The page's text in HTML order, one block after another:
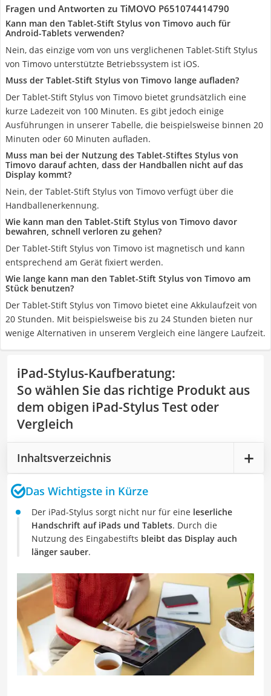
Fragen und Antworten zu TiMOVO P651074414790
Kann man den Tablet-Stift Stylus von Timovo auch für
Android-Tablets verwenden?
Nein, das einzige vom von uns verglichenen Tablet-Stift Stylus
von Timovo unterstützte Betriebssystem ist iOS.
Muss der Tablet-Stift Stylus von Timovo lange aufladen?
Der Tablet-Stift Stylus von Timovo bietet grundsätzlich eine
kurze Ladezeit von 100 Minuten. Es gibt jedoch einige
Ausführungen in unserer Tabelle, die beispielsweise binnen 20
Minuten oder 60 Minuten aufladen.
Muss man bei der Nutzung des Tablet-Stiftes Stylus von
Timovo darauf achten, dass der Handballen nicht auf das
Display kommt?
Nein, der Tablet-Stift Stylus von Timovo verfügt über die
Handballenerkennung.
Wie kann man den Tablet-Stift Stylus von Timovo davor
bewahren, schnell verloren zu gehen?
Der Tablet-Stift Stylus von Timovo ist magnetisch und kann
entsprechend am Gerät fixiert werden.
Wie lange kann man den Tablet-Stift Stylus von Timovo am
Stück benutzen?
Der Tablet-Stift Stylus von Timovo bietet eine Akkulaufzeit von
20 Stunden. Mit beispielsweise bis zu 24 Stunden bieten nur
wenige Alternativen in unserem Vergleich eine längere Laufzeit.
iPad-Stylus-Kaufberatung:
So wählen Sie das richtige Produkt aus
dem obigen iPad-Stylus Test oder
Vergleich
Inhaltsverzeichnis
Das Wichtigste in Kürze
Der iPad-Stylus sorgt nicht nur für eine leserliche
Handschrift auf iPads und Tablets. Durch die
Nutzung des Eingabestifts bleibt das Display auch
länger sauber.